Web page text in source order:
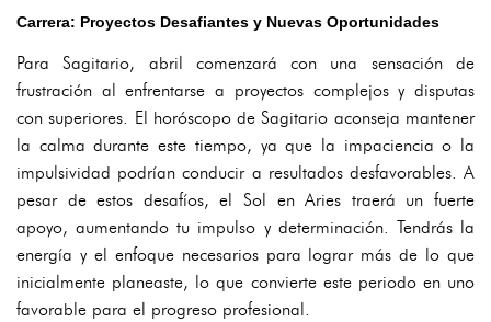
Carrera: Proyectos Desafiantes y Nuevas Oportunidades
Para Sagitario, abril comenzará con una sensación de
frustración al enfrentarse a proyectos complejos y disputas
con superiores. El horóscopo de Sagitario aconseja mantener
la calma durante este tiempo, ya que la impaciencia o la
impulsividad podrían conducir a resultados desfavorables. A
pesar de estos desafíos, el Sol en Aries traerá un fuerte
apoyo, aumentando tu impulso y determinación. Tendrás la
energía y el enfoque necesarios para lograr más de lo que
inicialmente planeaste, lo que convierte este periodo en uno
favorable para el progreso profesional.